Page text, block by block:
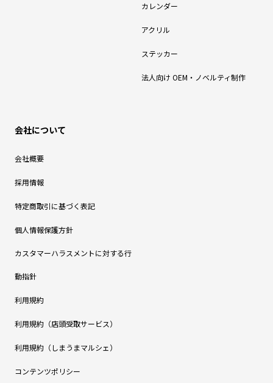
カレンダー
アクリル
ステッカー
法人向け OEM・ノベルティ制作
会社について
会社概要
採用情報
特定商取引に基づく表記
個人情報保護方針
カスタマーハラスメントに対する行
動指針
利用規約
利用規約（店頭受取サービス）
利用規約（しまうまマルシェ）
コンテンツポリシー